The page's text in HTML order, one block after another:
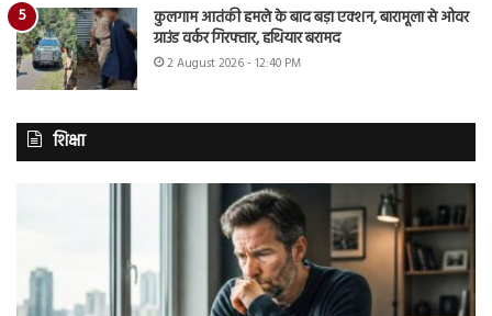
कुलगाम आतंकी हमले के बाद बड़ा एक्शन, बारामूला से ओवर
ग्राउंड वर्कर गिरफ्तार, हथियार बरामद
2 August 2026 - 12:40 PM
शिक्षा